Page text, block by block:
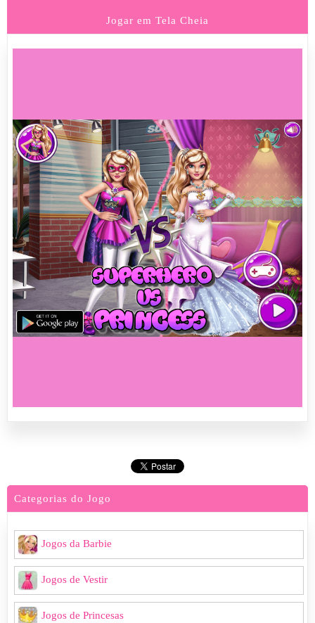
Jogar em Tela Cheia
Categorias do Jogo
Jogos da Barbie
Jogos de Vestir
Jogos de Princesas